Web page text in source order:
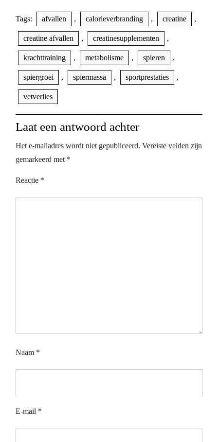
Tags: afvallen , calorieverbranding , creatine ,
creatine afvallen , creatinesupplementen ,
krachttraining , metabolisme , spieren ,
spiergroei , spiermassa , sportprestaties ,
vetverlies
Laat een antwoord achter
Het e-mailadres wordt niet gepubliceerd. Vereiste velden zijn
gemarkeerd met *
Reactie *
Naam *
E-mail *